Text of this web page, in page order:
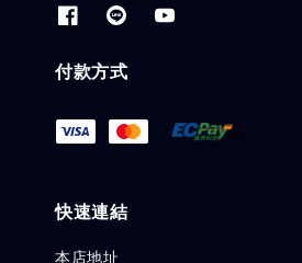
付款方式
快速連結
本店地址